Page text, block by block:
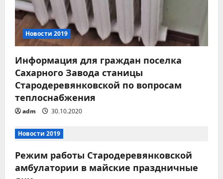
з
а
п
и
с
я
м
Новости 2019
Информация для граждан поселка
Сахарного Завода станицы
Стародеревянковской по вопросам
теплоснабжения
adm 30.10.2020
Новости 2019
Режим работы Стародеревянковской
амбулатории в майские праздничные